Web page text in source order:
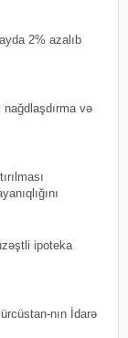
2% azalıb
və
ipoteka
nın İdarə